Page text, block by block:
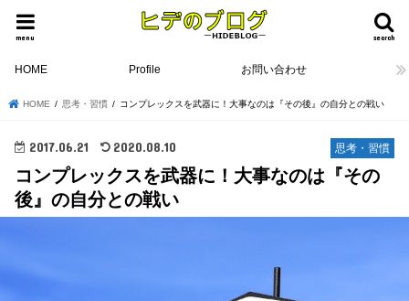
search
menu
HOME Profile お問い合わせ
HOME 思考・習慣 コンプレックスを武器に！大事なのは『その後』の自分との戦い
思考・習慣
2017.06.21 2020.08.10
コンプレックスを武器に！大事なのは『その
後』の自分との戦い